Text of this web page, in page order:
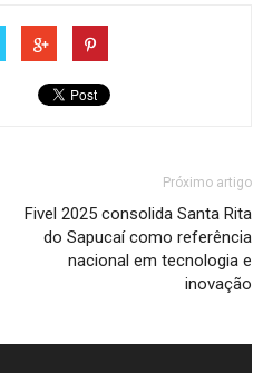
Próximo artigo
Fivel 2025 consolida Santa Rita
do Sapucaí como referência
nacional em tecnologia e
inovação